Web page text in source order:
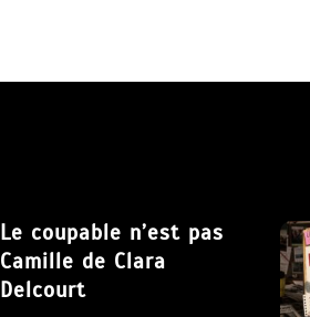
Le coupable n’est pas
Camille de Clara
Delcourt